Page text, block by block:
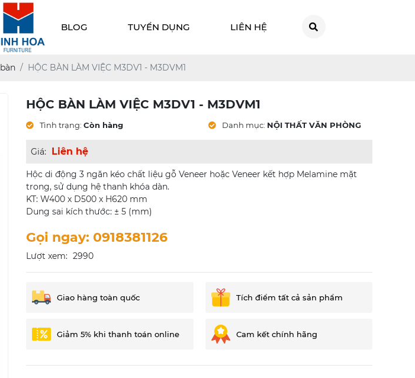
BLOG TUYỂN DỤNG LIÊN HỆ
HỘC BÀN LÀM VIỆC M3DV1 - M3DVM1
HỘC BÀN LÀM VIỆC M3DV1 - M3DVM1
Tình trạng: Còn hàng Danh mục: NỘI THẤT VĂN PHÒNG
Giá: Liên hệ
Hộc di động 3 ngăn kéo chất liệu gỗ Veneer hoặc Veneer kết hợp Melamine mặt
trong, sử dụng hệ thanh khóa dàn.
KT: W400 x D500 x H620 mm
Dung sai kích thước: ± 5 (mm)
Gọi ngay: 0918381126
Lượt xem: 2990
Giao hàng toàn quốc Tích điểm tất cả sản phẩm
Giảm 5% khi thanh toán online Cam kết chính hãng